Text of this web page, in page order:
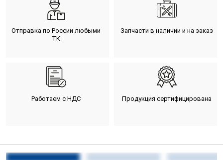
Отправка по России любыми
ТК
Запчасти в наличии и на заказ
Работаем с НДС Продукция сертифицирована